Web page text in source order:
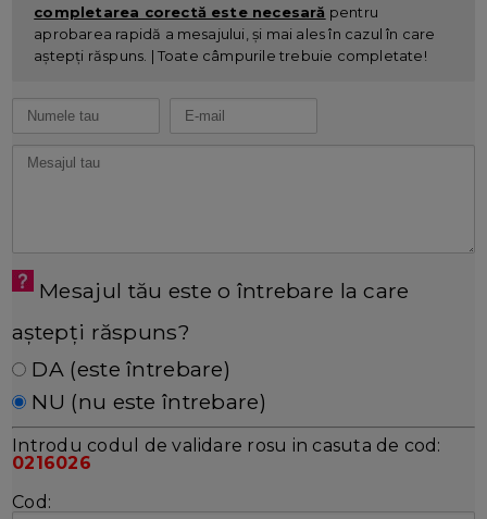
completarea corectă este necesară pentru
aprobarea rapidă a mesajului, și mai ales în cazul în care
aștepți răspuns. | Toate câmpurile trebuie completate!
Mesajul tău este o întrebare la care
aștepți răspuns?
DA (este întrebare)
NU (nu este întrebare)
Introdu codul de validare rosu in casuta de cod:
0216026
Cod: